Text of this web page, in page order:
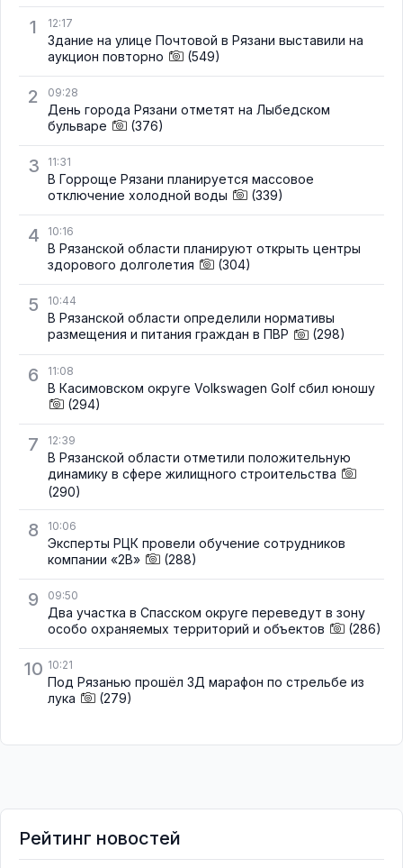
1 12:17
Здание на улице Почтовой в Рязани выставили на
аукцион повторно
(549)
2 09:28
День города Рязани отметят на Лыбедском
бульваре
(376)
3 11:31
В Горроще Рязани планируется массовое
отключение холодной воды
(339)
4 10:16
В Рязанской области планируют открыть центры
здорового долголетия
(304)
5 10:44
В Рязанской области определили нормативы
размещения и питания граждан в ПВР
(298)
6 11:08
В Касимовском округе Volkswagen Golf сбил юношу
(294)
7 12:39
В Рязанской области отметили положительную
динамику в сфере жилищного строительства
(290)
8 10:06
Эксперты РЦК провели обучение сотрудников
компании «2В»
(288)
9 09:50
Два участка в Спасском округе переведут в зону
особо охраняемых территорий и объектов
(286)
10 10:21
Под Рязанью прошёл 3Д марафон по стрельбе из
лука
(279)
Рейтинг новостей